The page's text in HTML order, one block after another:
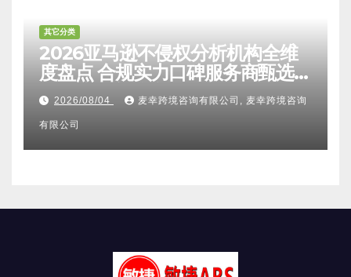
其它分类
2026亚马逊不侵权分析机构全维
度盘点 合规实力口碑服务商甄选
附跨境卖家避坑FAQ全指南
2026/08/04 麦幸跨境咨询有限公司, 麦幸跨境咨询
有限公司